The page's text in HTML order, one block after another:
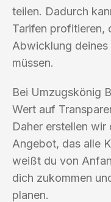
teilen. Dadurch
Tarifen profitieren,
Abwicklung
müssen.
Bei Umzugskönig
Wert auf
Daher erstellen wir
Angebot, das alle
weißt du von
dich zukommen
planen.